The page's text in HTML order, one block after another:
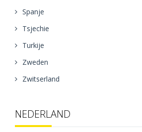
Spanje
Tsjechie
Turkije
Zweden
Zwitserland
NEDERLAND